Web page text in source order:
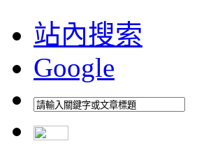
站內搜索
Google